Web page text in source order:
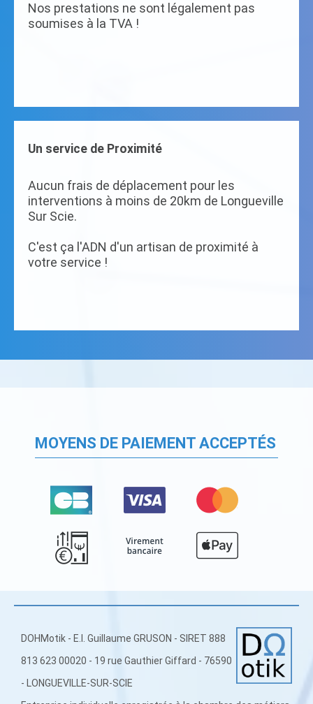
Nos prestations ne sont légalement pas
soumises à la TVA !
Un service de Proximité
Aucun frais de déplacement pour les
interventions à moins de 20km de Longueville
Sur Scie.
C'est ça l'ADN d'un artisan de proximité à
votre service !
MOYENS DE PAIEMENT ACCEPTÉS
DOHMotik - E.I. Guillaume GRUSON - SIRET 888
813 623 00020 - 19 rue Gauthier Giffard - 76590
- LONGUEVILLE-SUR-SCIE